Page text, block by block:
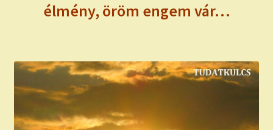
élmény, öröm engem vár…